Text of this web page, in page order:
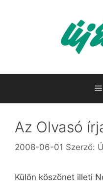
Az Olvasó
2008-06-01 Szerző:
Külön köszönet illeti